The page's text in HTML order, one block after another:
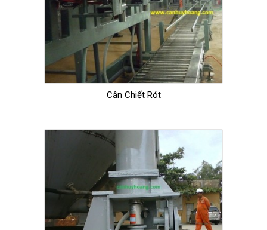
Cân Chiết Rót